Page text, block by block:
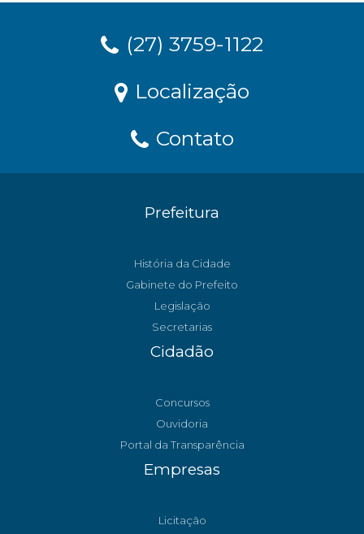
(27) 3759-1122
Localização
Contato
Prefeitura
História da Cidade
Gabinete do Prefeito
Legislação
Secretarias
Cidadão
Concursos
Ouvidoria
Portal da Transparência
Empresas
Licitação